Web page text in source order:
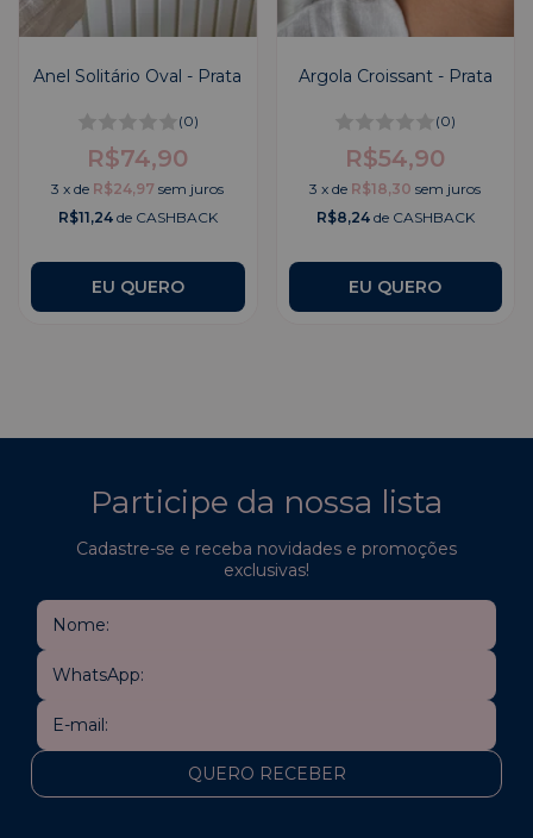
Anel Solitário Oval - Prata
(0)
R$74,90
3 xde R$24,97 sem juros
R$11,24de CASHBACK
EU QUERO
Argola Croissant - Prata
(0)
R$54,90
3 xde R$18,30 sem juros
R$8,24de CASHBACK
Participe da nossa lista
Cadastre-se e receba novidades e promoções
exclusivas!